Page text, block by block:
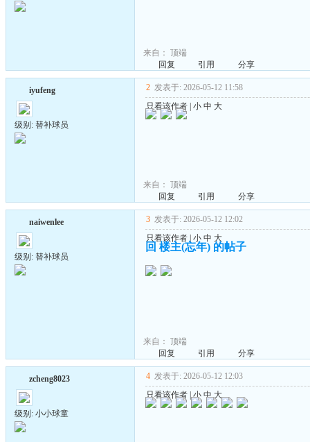
来自： 顶端
回复
引用 分享
iyufeng
级别: 替补球员
2 发表于: 2026-05-12 11:58
只看该作者 小 中 大
来自： 顶端
回复
引用 分享
naiwenlee
级别: 替补球员
3 发表于: 2026-05-12 12:02
只看该作者| 小 中 大
回 楼主(忘年) 的帖子
来自： 顶端
回复
引用 分享
zcheng8023
级别: 小小球童
4 发表于: 2026-05-12 12:03
只看该作者 |小 中 大